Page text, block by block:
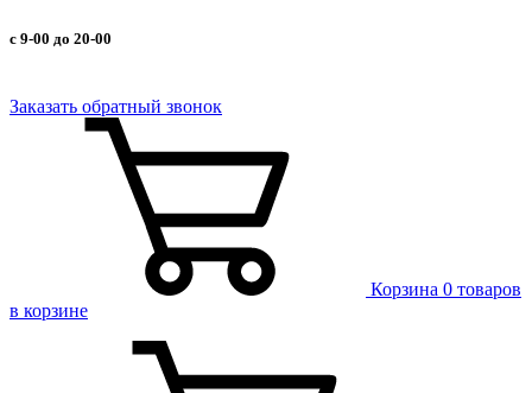
с 9-00 до 20-00
Заказать обратный звонок
Корзина 0 товаров
в корзине